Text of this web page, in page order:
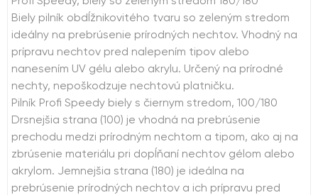
Biely pilník obdĺžnikovitého tvaru so zeleným stredom
ideálny na prebrúsenie prírodných nechtov. Vhodný na
prípravu nechtov pred nalepením tipov alebo
nanesením UV gélu alebo akrylu. Určený na prírodné
nechty, nepoškodzuje nechtovú platničku.
Pilník Profi Speedy biely s čiernym stredom, 100/180
Drsnejšia strana (100) je vhodná na prebrúsenie
prechodu medzi prírodným nechtom a tipom, ako aj na
zbrúsenie materiálu pri dopĺňaní nechtov gélom alebo
akrylom. Jemnejšia strana (180) je ideálna na
prebrúsenie prírodných nechtov a ich prípravu pred